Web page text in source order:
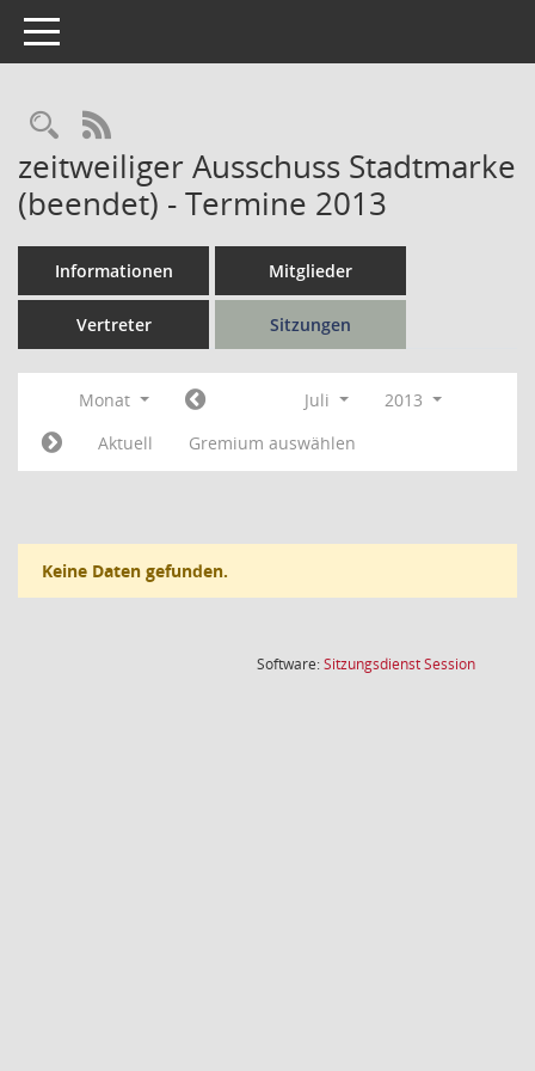
Toggle navigation
Rechercheauswahl
RSS-Feed
zeitweiliger Ausschuss Stadtmarke
(beendet) - Termine 2013
Informationen Mitglieder
Vertreter Sitzungen
Monat Juli
2013
Aktuell
Gremium auswählen
Keine Daten gefunden.
Software:SitzungsdienstSession(Wird in